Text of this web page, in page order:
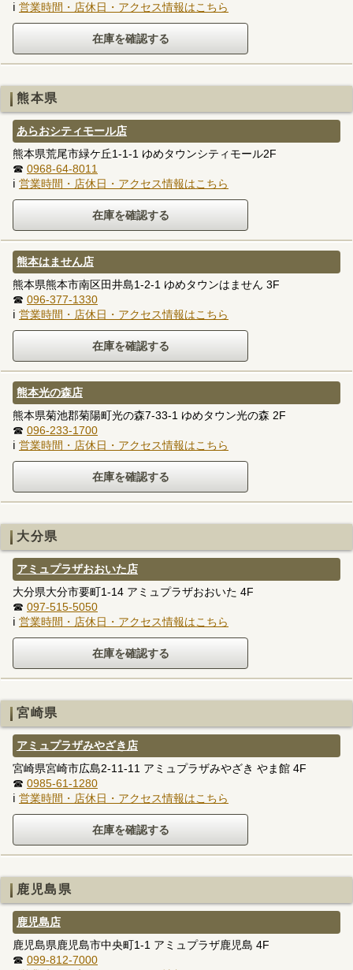
ℹ 営業時間・店休日・アクセス情報はこちら
熊本県
あらおシティモール店
熊本県荒尾市緑ケ丘1-1-1 ゆめタウンシティモール2F
☎ 0968-64-8011
ℹ 営業時間・店休日・アクセス情報はこちら
熊本はません店
熊本県熊本市南区田井島1-2-1 ゆめタウンはません 3F
☎ 096-377-1330
ℹ 営業時間・店休日・アクセス情報はこちら
熊本光の森店
熊本県菊池郡菊陽町光の森7-33-1 ゆめタウン光の森 2F
☎ 096-233-1700
ℹ 営業時間・店休日・アクセス情報はこちら
大分県
アミュプラザおおいた店
大分県大分市要町1-14 アミュプラザおおいた 4F
☎ 097-515-5050
ℹ 営業時間・店休日・アクセス情報はこちら
宮崎県
アミュプラザみやざき店
宮崎県宮崎市広島2-11-11 アミュプラザみやざき やま館 4F
☎ 0985-61-1280
ℹ 営業時間・店休日・アクセス情報はこちら
鹿児島県
鹿児島店
鹿児島県鹿児島市中央町1-1 アミュプラザ鹿児島 4F
☎ 099-812-7000